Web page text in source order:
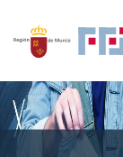
INICIO